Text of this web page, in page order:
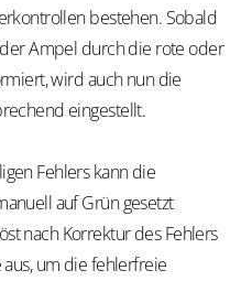
bestehen. Sobald
Ampel durch die rote oder
wird auch nun die
eingestellt.
Fehlers kann die
auf Grün gesetzt
nach Korrektur des Fehlers
um die fehlerfreie